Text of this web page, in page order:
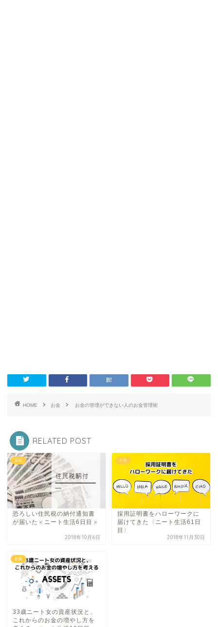
HOME お金 お金の管理ができない人のお金管理術
RELATED POST
お金
恐ろしい住民税の納付通知書
が届いた＜ニート生活6日目＞
2018年10月6日
お金
採用証明書をハローワークに
届けてきた〈ニート生活61日
目〉
2018年11月30日
お金
33歳ニート女の資産状況と、
これからのお金の増やし方を